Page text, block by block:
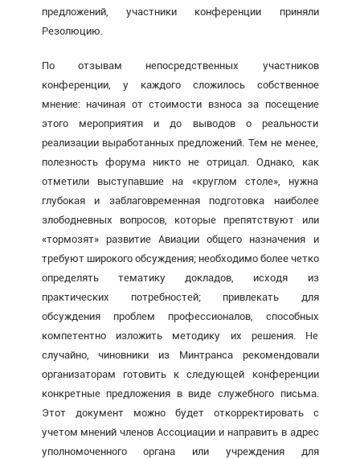
предложений, участники конференции приняли
Резолюцию.
По отзывам непосредственных участников
конференции, у каждого сложилось собственное
мнение: начиная от стоимости взноса за посещение
этого мероприятия и до выводов о реальности
реализации выработанных предложений. Тем не менее,
полезность форума никто не отрицал. Однако, как
отметили выступавшие на «круглом столе», нужна
глубокая и заблаговременная подготовка наиболее
злободневных вопросов, которые препятствуют или
«тормозят» развитие Авиации общего назначения и
требуют широкого обсуждения; необходимо более четко
определять тематику докладов, исходя из
практических потребностей; привлекать для
обсуждения проблем профессионалов, способных
компетентно изложить методику их решения. Не
случайно, чиновники из Минтранса рекомендовали
организаторам готовить к следующей конференции
конкретные предложения в виде служебного письма.
Этот документ можно будет откорректировать с
учетом мнений членов Ассоциации и направить в адрес
уполномоченного органа или учреждения для